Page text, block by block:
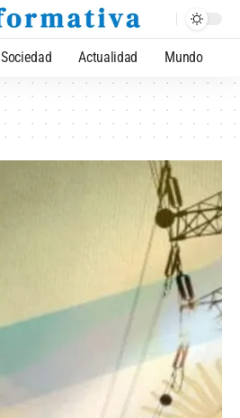
Sociedad Actualidad Mundo